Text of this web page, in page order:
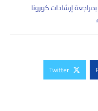
إرشادات كورونا
Twitter